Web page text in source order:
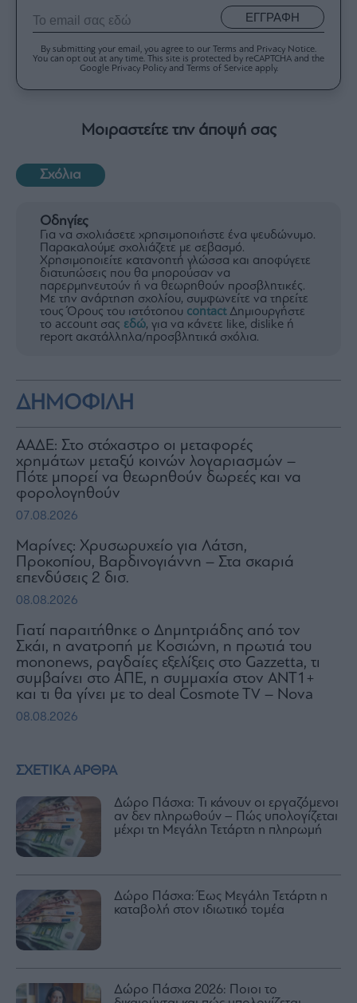
ΣΧΕΤΙΚΑ ΑΡΘΡΑ
Δώρο Πάσχα: Τι κάνουν οι εργαζόμενοι
αν δεν πληρωθούν – Πώς υπολογίζεται
μέχρι τη Μεγάλη Τετάρτη η πληρωμή
Δώρο Πάσχα: Έως Μεγάλη Τετάρτη η
καταβολή στον ιδιωτικό τομέα
Δώρο Πάσχα 2026: Ποιοι το
ΕΓΓΡΑΦΗ
By submitting your email, you agree to our Terms and Privacy Notice.
You can opt out at any time. This site is protected by reCAPTCHA and the
Google Privacy Policy and Terms of Service apply.
Μοιραστείτε την άποψή σας
Σχόλια
Οδηγίες
Για να σχολιάσετε χρησιμοποιήστε ένα ψευδώνυμο.
Παρακαλούμε σχολιάζετε με σεβασμό.
Χρησιμοποιείτε κατανοητή γλώσσα και αποφύγετε
διατυπώσεις που θα μπορούσαν να
παρερμηνευτούν ή να θεωρηθούν προσβλητικές.
Με την ανάρτηση σχολίου, συμφωνείτε να τηρείτε
τους Όρους του ιστότοπου contactΔημιουργήστε
το account σας εδώ, για να κάνετε like, dislike ή
report ακατάλληλα/προσβλητικά σχόλια.
ΔΗΜΟΦΙΛΗ
ΑΑΔΕ: Στο στόχαστρο οι μεταφορές
χρημάτων μεταξύ κοινών λογαριασμών –
Πότε μπορεί να θεωρηθούν δωρεές και να
φορολογηθούν
07.08.2026
Μαρίνες: Χρυσωρυχείο για Λάτση,
Προκοπίου, Βαρδινογιάννη – Στα σκαριά
επενδύσεις 2 δισ.
08.08.2026
Γιατί παραιτήθηκε ο Δημητριάδης από τον
Σκάι, η ανατροπή με Κοσιώνη, η πρωτιά του
mononews, ραγδαίες εξελίξεις στο Gazzetta, τι
συμβαίνει στο ΑΠΕ, η συμμαχία στον ΑΝΤ1+
και τι θα γίνει με το deal Cosmote TV – Nova
08.08.2026